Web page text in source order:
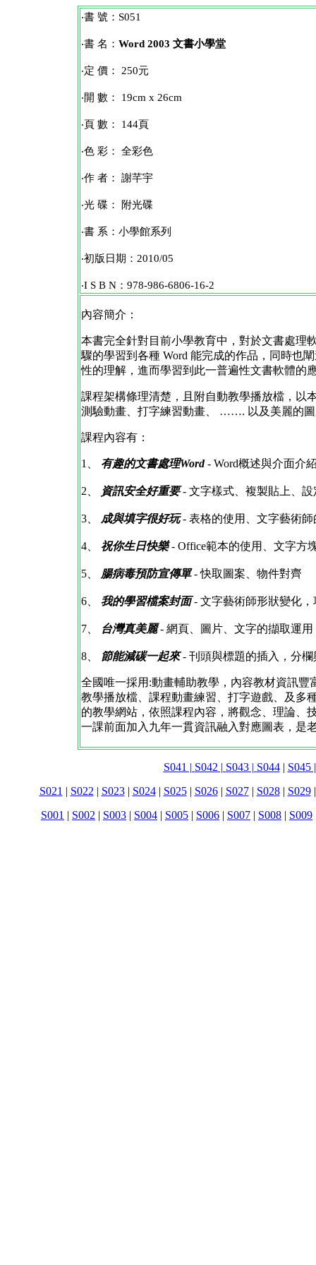
‧書 號：S051
‧書 名： Word 2003 文書小學堂
‧定 價： 250元
‧開 數： 19cm x 26cm
‧頁 數： 144頁
‧色 彩： 全彩色
‧作 者： 謝芊宇
‧光 碟： 附光碟
‧書 系：小學館系列
‧初版日期：2010/05
‧I S B N：978-986-6806-16-2
內容簡介：
本書完全針對目前小學教育中，對於文書處理
驟的學習到各種 Word 能完成的作品，同時也
性的理解，進而學習到此一普遍性文書軟體的
課程架構條理清楚，且附自動教學播放檔，以
測驗動畫、打字練習動畫、 ……. 以及美麗的
課程內容有：
1、 有趣的文書處理Word- Word概述與介面介
2、 資訊安全好重要- 文字樣式、複製貼上、
3、 成與填字很好玩- 表格的使用、文字藝術師
4、 祝你生日快樂- Office範本的使用、文字方
5、 腸病毒預防宣傳單- 快取圖案、物件對齊
6、 我的學習檔案封面- 文字藝術師形狀變化，
7、 台灣真美麗- 網頁、圖片、文字的擷取運用
8、 節能減碳一起來- 刊頭與標題的插入，分欄
全國唯一採用:動畫輔助教學，內容教材資訊
教學播放檔、課程動畫練習、打字遊戲、及多
的教學網站，依照課程內容，將觀念、理論、
一課前面加入九年一貫資訊融入對應圖表，是
S041 | S042 | S043 | S044| S045
S021 | S022 | S023| S024| S025| S026| S027| S028| S029
S001 | S002 | S003 | S004 | S005 | S006 | S007 | S008 | S009